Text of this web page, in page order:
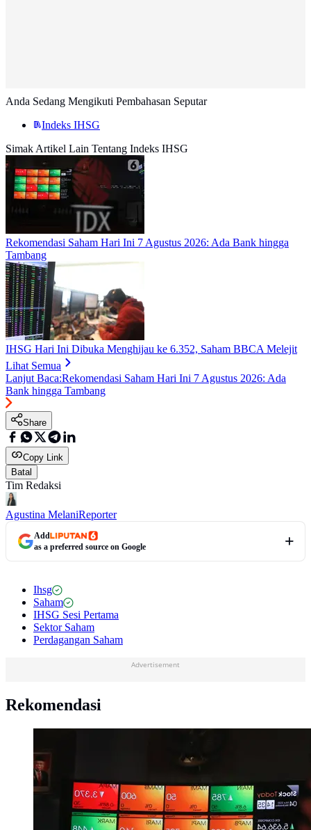
Anda Sedang Mengikuti Pembahasan Seputar
Indeks IHSG
Simak Artikel Lain Tentang Indeks IHSG
Rekomendasi Saham Hari Ini 7 Agustus 2026: Ada Bank hingga
Tambang
IHSG Hari Ini Dibuka Menghijau ke 6.352, Saham BBCA Melejit
Lihat Semua
Lanjut Baca:Rekomendasi Saham Hari Ini 7 Agustus 2026: Ada
Bank hingga Tambang
Share
Copy Link
Batal
Tim Redaksi
Agustina MelaniReporter
Add
as a preferred source on Google
Ihsg
Saham
IHSG Sesi Pertama
Sektor Saham
Perdagangan Saham
Advertisement
Rekomendasi